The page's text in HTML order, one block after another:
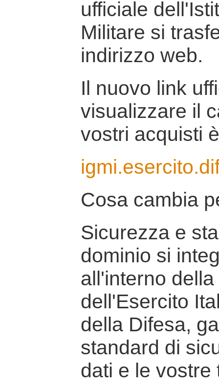
ufficiale
Militare si
indirizzo web.
Il nuovo link
visualizzare il
vostri acquisti
Cosa cambia
Sicurezza e
dominio si
all'interno
dell'Esercito
della Difesa,
standard di
dati e le vostre